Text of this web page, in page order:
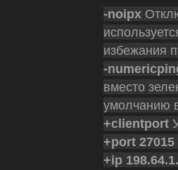
-noipx
избежания
-
вместо
умолчанию
+clientport
+port 27015
+ip 198.64.1.